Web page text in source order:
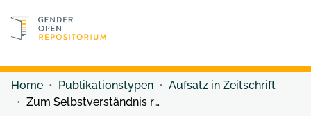
Discover content
Home Publikationstypen
Aufsatz in Zeitschrift
Zum Selbstverständnis russischer Schriftstellerinnen